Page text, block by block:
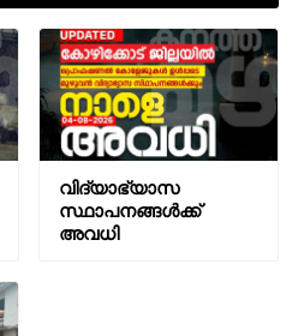
വിദ്യാഭ്യാസ
സ്ഥാപനങ്ങൾക്ക്
അവധി